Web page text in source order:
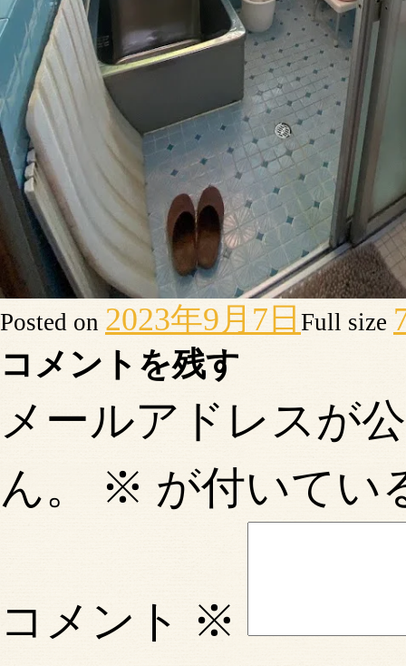
Posted on 2023年9月7日 Full size
コメントを残す
メールアドレスが
ん。
※ が付いてい
コメント ※